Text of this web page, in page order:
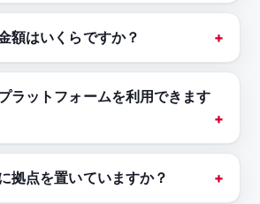
額はいくらですか？
ラットフォームを利用できます
拠点を置いていますか？